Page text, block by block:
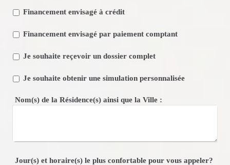
Financement envisagé à crédit
Financement envisagé par paiement comptant
Je souhaite reçevoir un dossier complet
Je souhaite obtenir une simulation personnalisée
Nom(s) de la Résidence(s) ainsi que la Ville :
Jour(s) et horaire(s) le plus confortable pour vous appeler?